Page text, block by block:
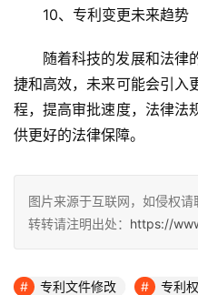
10、专利变更未来趋势
随着科技的发展和法律
捷和高效，未来可能会引入
程，提高审批速度，法律法
供更好的法律保障。
图片来源于互联网，如侵权请
转转请注明出处： https://
专利文件修改 专利